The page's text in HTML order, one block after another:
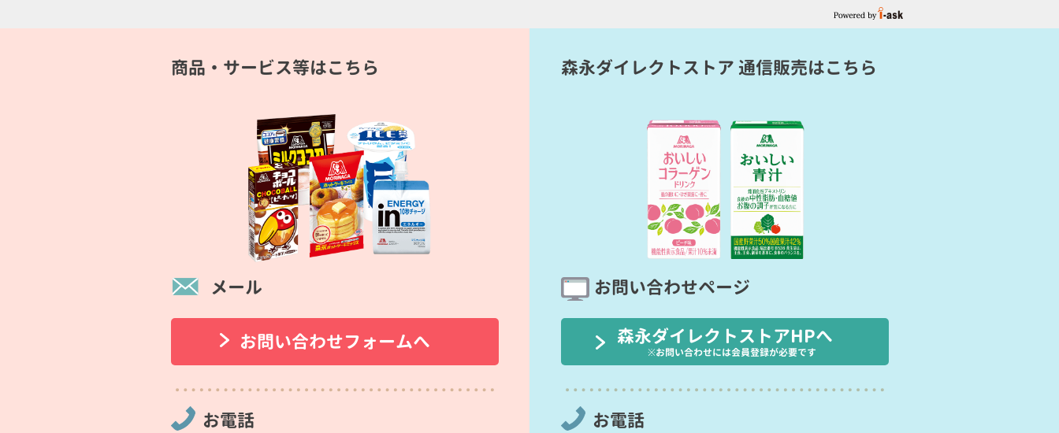
商品・サービス等はこちら
メール
お問い合わせフォームへ
お電話
森永ダイレクトストア 通信販売はこちら
お問い合わせページ
森永ダイレクトストアHPへ
※お問い合わせには会員登録が必要です
お電話